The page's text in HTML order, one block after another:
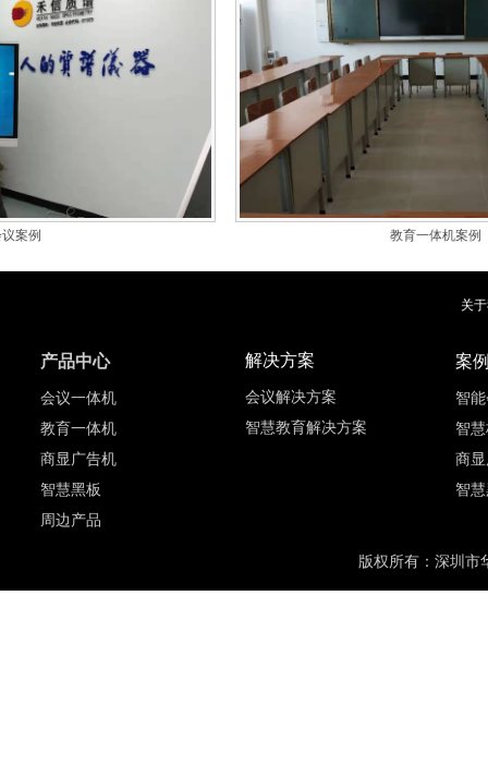
案例 教育一体机案例
产品中心
会议一体机
教育一体机
商显广告机
智慧黑板
周边产品
关
案
智
智
商
智
版权所有： 深圳市
解决方案
会议解决方案
智慧教育解决方案